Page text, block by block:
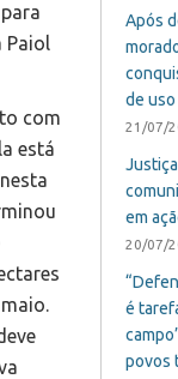
Paiol
com
está
Após
de uso
21/07/
em
20/07/
é
povos